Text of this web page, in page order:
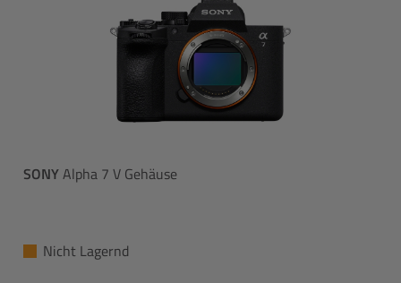
SONYAlpha 7 V Gehäuse
Nicht Lagernd